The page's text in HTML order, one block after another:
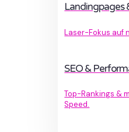
Landingpages
Laser-Fokus auf
SEO &
Top-Rankings &
Speed.